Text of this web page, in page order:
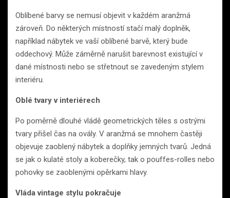
Oblíbené barvy se nemusí objevit v každém aranžmá
zároveň. Do některých místností stačí malý doplněk,
například nábytek ve vaší oblíbené barvě, který bude
oddechový. Může záměrně narušit barevnost existující v
dané místnosti nebo se střetnout se zavedeným stylem
interiéru.
Oblé tvary v interiérech
Po poměrně dlouhé vládě geometrických těles s ostrými
tvary přišel čas na ovály. V aranžmá se mnohem častěji
objevuje zaoblený nábytek a doplňky jemných tvarů. Jedná
se jak o kulaté stoly a koberečky, tak o pouffes-rolles nebo
pohovky se zaoblenými opěrkami hlavy.
Vláda vintage stylu pokračuje